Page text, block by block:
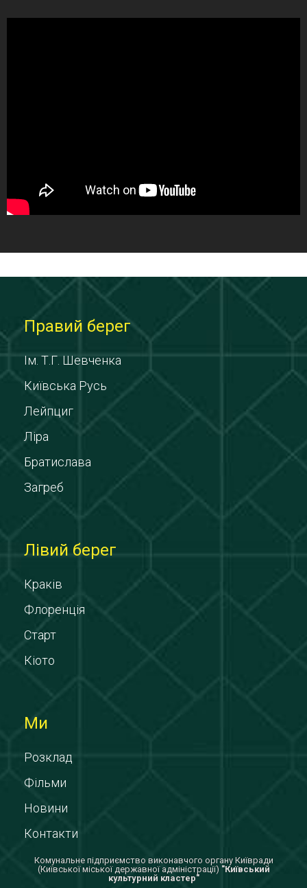
Правий берег
Ім. Т.Г. Шевченка
Київська Русь
Лейпциг
Ліра
Братислава
Загреб
Лівий берег
Краків
Флоренція
Старт
Кіото
Ми
Розклад
Фільми
Новини
Контакти
Комунальне підприємство виконавчого органу Київради
(Київської міської державної адміністрації) "Київський
культурний кластер"